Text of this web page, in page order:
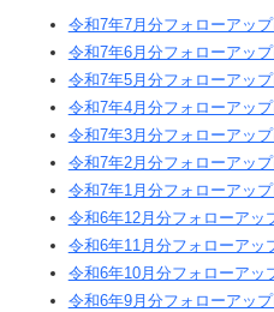
令和7年7月分フォローアッ
令和7年6月分フォローアッ
令和7年5月分フォローアッ
令和7年4月分フォローアッ
令和7年3月分フォローアッ
令和7年2月分フォローアッ
令和7年1月分フォローアッ
令和6年12月分フォローアッ
令和6年11月分フォローアッ
令和6年10月分フォローアッ
令和6年9月分フォローアッ